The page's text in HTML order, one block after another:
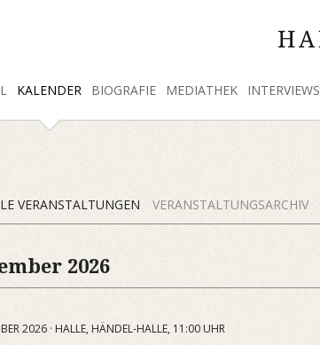
KALENDER BIOGRAFIE MEDIATHEK INTERVIEWS
FACEBOOK
VERANSTALTUNGEN VERANSTALTUNGSARCHIV
2026
2026 · HALLE, HÄNDEL-HALLE, 11:00 UHR